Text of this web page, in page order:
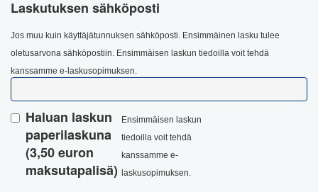
Laskutuksen sähköposti
Jos muu kuin käyttäjätunnuksen sähköposti. Ensimmäinen lasku tulee
oletusarvona sähköpostiin. Ensimmäisen laskun tiedoilla voit tehdä
kanssamme e-laskusopimuksen.
Haluan laskun
paperilaskuna
(3,50 euron
maksutapalisä)
Ensimmäisen laskun
tiedoilla voit tehdä
kanssamme e-
laskusopimuksen.